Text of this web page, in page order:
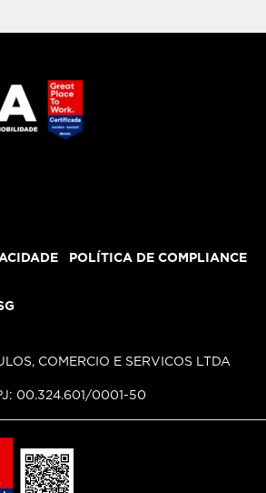
POLÍTICA DE COMPLIANCE
COMERCIO E SERVICOS LTDA
00.324.601/0001-50